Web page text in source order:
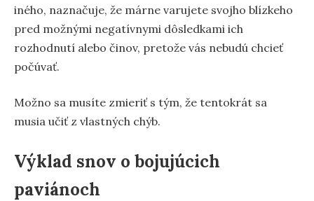
iného, naznačuje, že márne varujete svojho blízkeho
pred možnými negatívnymi dôsledkami ich
rozhodnutí alebo činov, pretože vás nebudú chcieť
počúvať.
Možno sa musíte zmieriť s tým, že tentokrát sa
musia učiť z vlastných chýb.
Výklad snov o bojujúcich
paviánoch